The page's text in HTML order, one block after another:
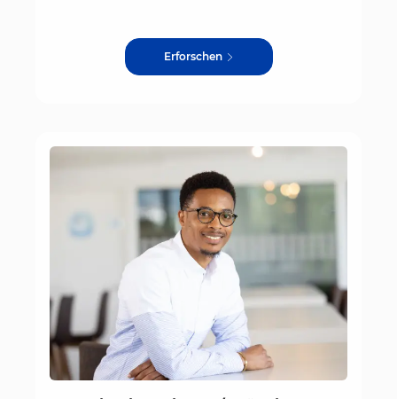
Erforschen